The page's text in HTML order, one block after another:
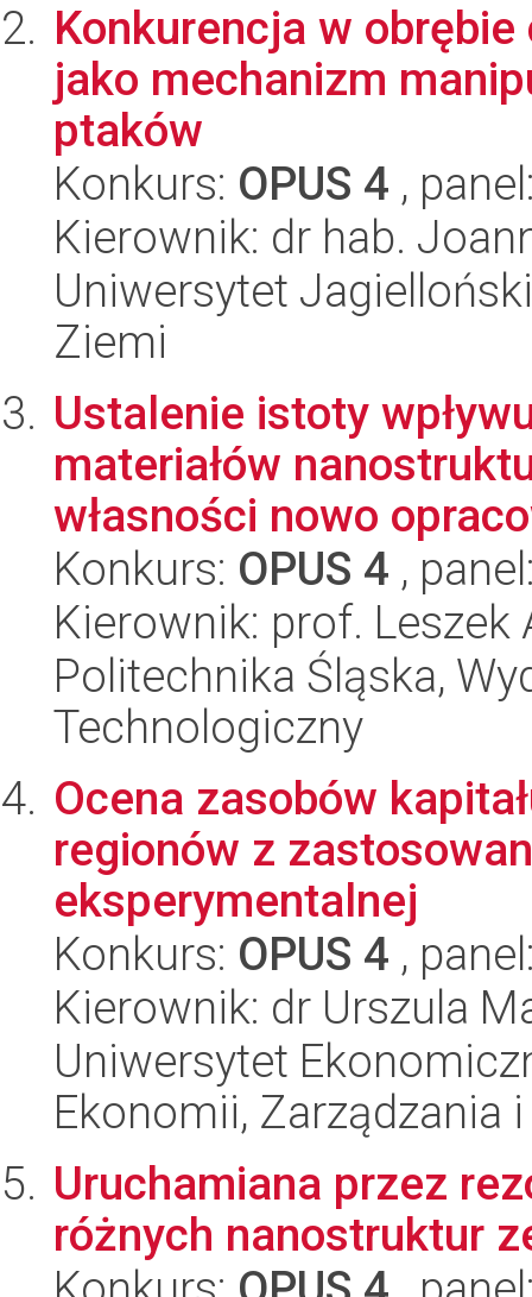
Konkurencja w
jako mechanizm
ptaków
Konkurs: OPUS 4 ,
Kierownik: dr hab.
Uniwersytet
Ziemi
Ustalenie istoty
materiałów
własności nowo
Konkurs: OPUS 4 ,
Kierownik: prof. Leszek
Politechnika Śląska,
Technologiczny
Ocena zasobów
regionów z
eksperymentalnej
Konkurs: OPUS 4 ,
Kierownik: dr Urszula
Uniwersytet
Ekonomii, Zarządzania
Uruchamiana przez
różnych nanostruktur